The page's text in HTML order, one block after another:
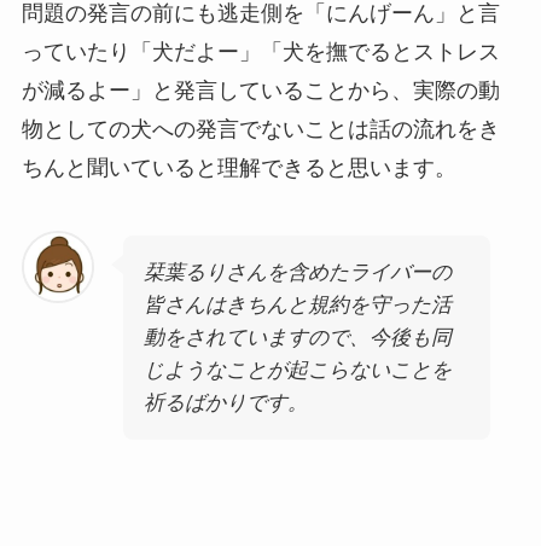
問題の発言の前にも逃走側を「にんげーん」と言
っていたり「犬だよー」「犬を撫でるとストレス
が減るよー」と発言していることから、実際の動
物としての犬への発言でないことは話の流れをき
ちんと聞いていると理解できると思います。
栞葉るりさんを含めたライバーの
皆さんはきちんと規約を守った活
動をされていますので、今後も同
じようなことが起こらないことを
祈るばかりです。